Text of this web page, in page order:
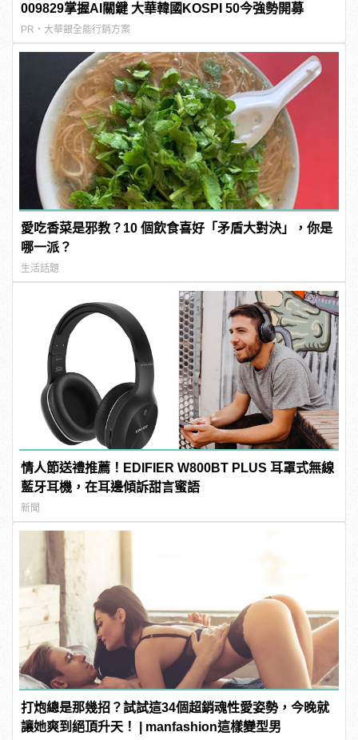
009829掌握AI關鍵 大華韓國KOSPI 50今強勢開募
PR・大華銀全能行銷方案
愛吃香菜是邪教？10 個飲食喜好「矛盾大對決」，你是
哪一派？
生活話題
情人節送禮推薦！EDIFIER W800BT PLUS 耳罩式無線
藍牙耳機，在耳邊傾訴甜言蜜語
新聞
打炮總是那幾招？試試這34個超銷魂性愛姿勢，今晚就
讓她爽到絕頂升天！ | manfashion這樣變型男